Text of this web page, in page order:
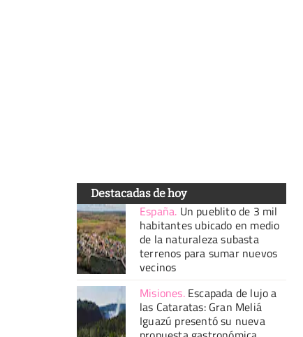
Destacadas de hoy
España. Un pueblito de 3 mil
habitantes ubicado en medio
de la naturaleza subasta
terrenos para sumar nuevos
vecinos
Misiones. Escapada de lujo a
las Cataratas: Gran Meliá
Iguazú presentó su nueva